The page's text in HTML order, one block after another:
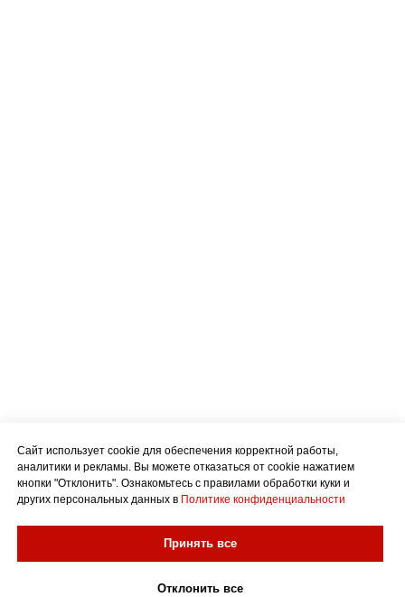
Сайт использует cookie для обеспечения корректной работы,
аналитики и рекламы. Вы можете отказаться от cookie нажатием
кнопки "Отклонить". Ознакомьтесь с правилами обработки куки и
других персональных данных в Политике конфиденциальности
Принять все
Отклонить все